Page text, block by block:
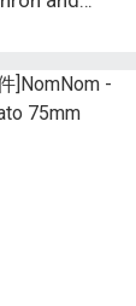
Dragon Ball